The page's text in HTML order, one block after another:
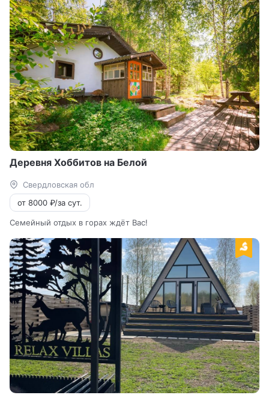
Деревня Хоббитов на Белой
Свердловская обл
от 8000 ₽/за сут.
Семейный отдых в горах ждёт Вас!